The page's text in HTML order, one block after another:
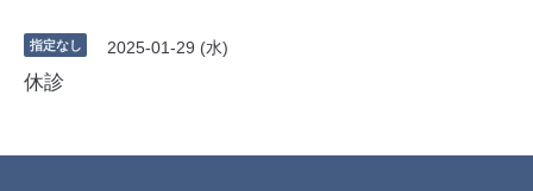
指定なし 2025-01-29 (水)
休診